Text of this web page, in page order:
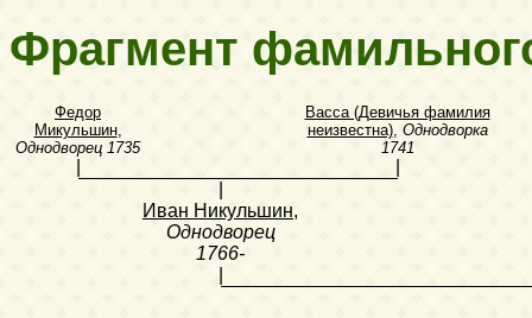
Фрагмент
Федор
Микульшин,
Однодворец 1735
Васса (Девичья фамилия
неизвестна), Однодворка
1741
Иван Никульшин,
Однодворец
1766-